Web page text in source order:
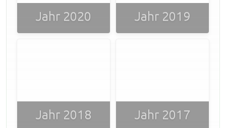
Jahr 2020 Jahr 2019
Jahr 2018 Jahr 2017